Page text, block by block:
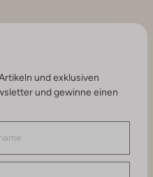
und exklusiven
und gewinne einen